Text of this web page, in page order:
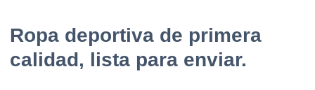
Ropa deportiva de primera
calidad, lista para enviar.